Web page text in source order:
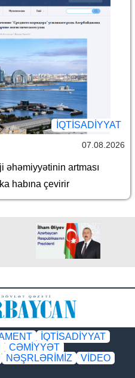
İQTİSADİYYAT
07.08.2026
əhəmiyyətinin artması
habına çevirir
İQTİSADİYYAT
CƏMİYYƏT
NƏŞRLƏRİMİZ
VİDEO